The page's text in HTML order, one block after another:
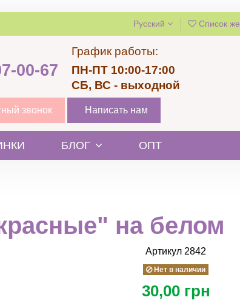
Русский Список
00-67
График работы:
ПН-ПТ 10:00-17:00
СБ, ВС - выходной
звонок Написать нам
БЛОГ ОПТ
на белом
Артикул 2842
Нет в наличии
30,00 грн